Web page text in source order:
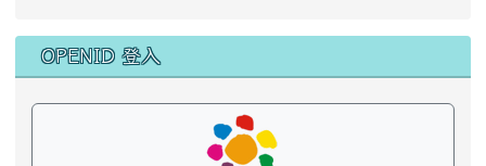
OPENID 登入